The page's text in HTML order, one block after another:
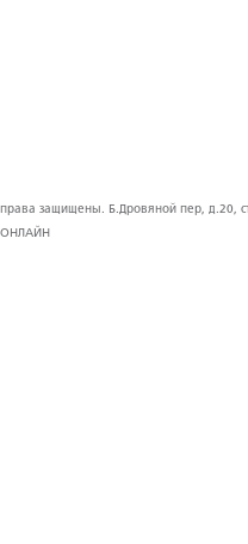
защищены. Б.Дровяной пер, д.20,
ОНЛАЙН